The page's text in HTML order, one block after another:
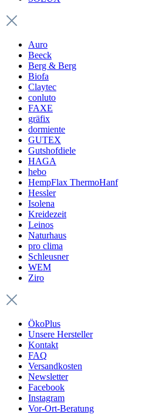
Auro
Beeck
Berg & Berg
Biofa
Claytec
conluto
FAXE
gräfix
dormiente
GUTEX
Gutshofdiele
HAGA
hebo
HempFlax ThermoHanf
Hessler
Isolena
Kreidezeit
Leinos
Naturhaus
pro clima
Schleusner
WEM
Ziro
ÖkoPlus
Unsere Hersteller
Kontakt
FAQ
Versandkosten
Newsletter
Facebook
Instagram
Vor-Ort-Beratung